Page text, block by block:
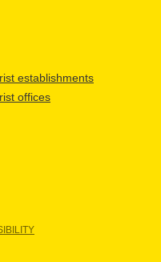
establishments
offices